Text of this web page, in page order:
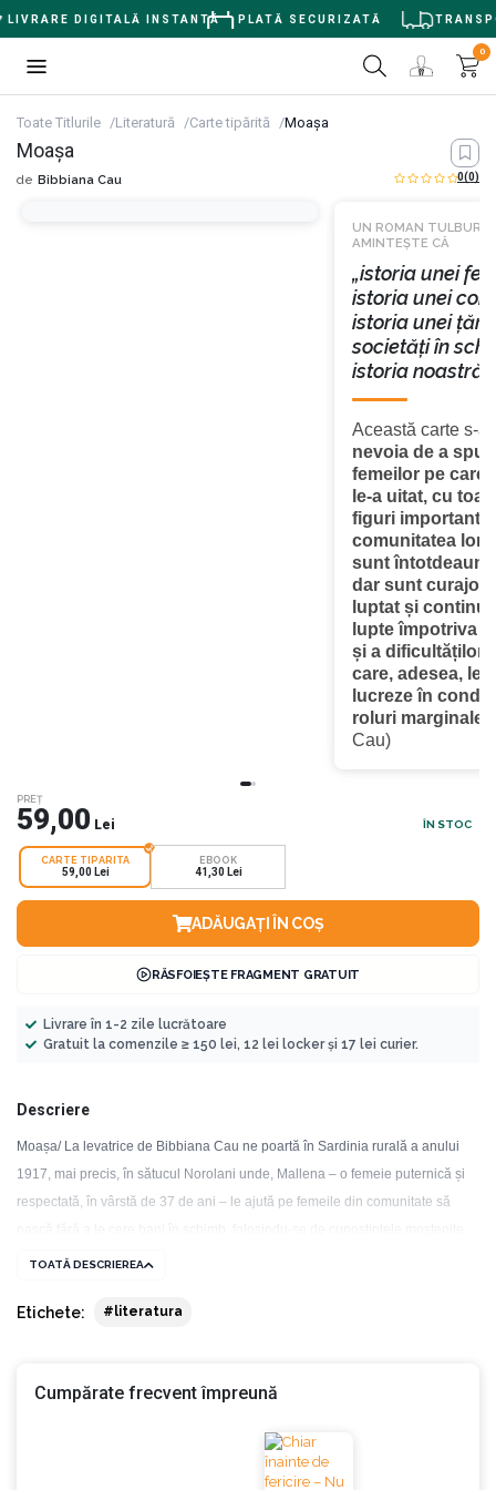
DIGITALĂ INSTANTĂ PLATĂ SECURIZATĂ
0
Toate Titlurile Literatură Carte tipărită Moașa
Moașa
de Bibbiana Cau 0(0)
UN ROMAN
AMINTEȘTE CĂ
„istoria unei
istoria unei
istoria unei țări,
societăți în
istoria noastră,
Această carte s-a
nevoia de a
femeilor pe care
le-a uitat, cu
figuri importante
comunitatea lor.
sunt
dar sunt
luptat și
lupte împotriva
și a dificultăților,
care, adesea, le
lucreze în
roluri
Cau)
PREȚ
59,00 Lei ÎN STOC
CARTE TIPARITA
59,00 Lei
EBOOK
41,30 Lei
ADĂUGAȚI ÎN COȘ
RĂSFOIEȘTE FRAGMENT GRATUIT
Livrare în 1-2 zile lucrătoare
Gratuit la comenzile ≥ 150 lei, 12 lei locker și 17 lei curier.
Descriere
Moașa/ La levatrice de Bibbiana Cau ne poartă în Sardinia rurală a anului
1917, mai precis, în sătucul Norolani unde, Mallena – o femeie puternică și
respectată, în vârstă de 37 de ani – le ajută pe femeile din comunitate să
de la mama ei.
aproximativ trei luni din viața Mallenei și a comunității din care face parte.
numeroase documente și texte din acea perioadă, articole de ziar și legi,
precum și regulamente locale. Așa cum mărturisește chiar ea în nota de la
TOATĂ DESCRIEREA
Etichete: #literatura
Cumpărate frecvent împreună